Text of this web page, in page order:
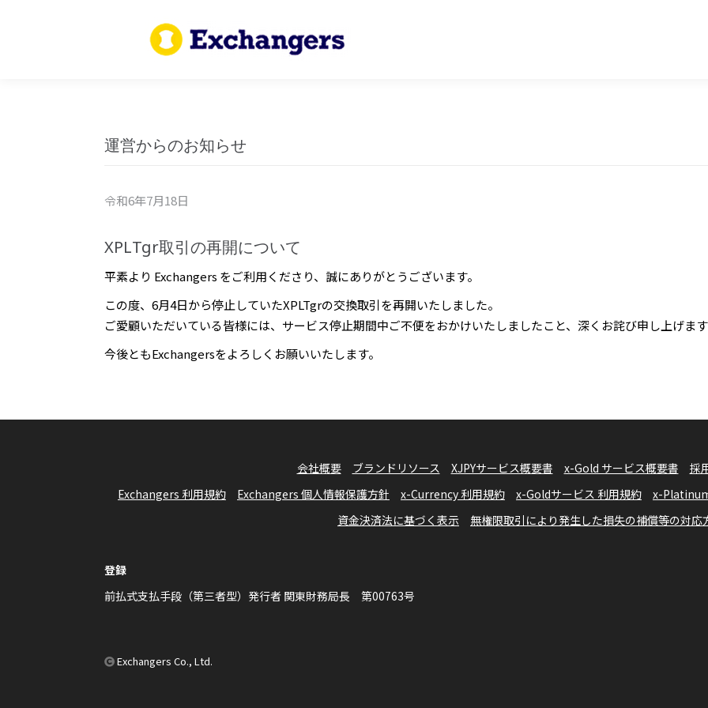
運営からのお知らせ
令和6年7月18日
XPLTgr取引の再開について
平素より Exchangers をご利用くださり、誠にありがとうございます。
この度、6月4日から停止していたXPLTgrの交換取引を再開いたしました。
ご愛顧いただいている皆様には、サービス停止期間中ご不便をおかけいたしましたこと、深くお詫び申し上げま
今後ともExchangersをよろしくお願いいたします。
会社概要 ブランドリソース XJPYサービス概要書 x-Gold サービス概要書
採
Exchangers 利用規約
Exchangers 個人情報保護方針 x-Currency 利用規約 x-Goldサービス 利用規約
x-
資金決済法に基づく表示
無権限取引により発生した損失の補償等の対応
登録
前払式支払手段（第三者型）発行者 関東財務局長 第00763号
Exchangers Co., Ltd.